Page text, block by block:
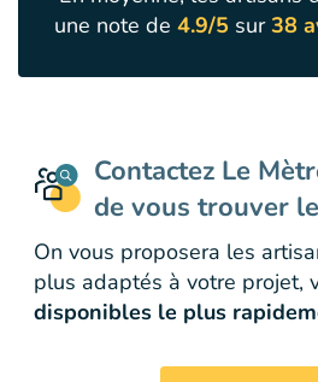
une note de 4.9/5 sur38
Contactez Le
de vous trouver
On vous proposera les
plus adaptés à votre projet,
disponibles le plus